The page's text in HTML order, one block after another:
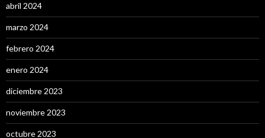
abril 2024
marzo 2024
febrero 2024
enero 2024
diciembre 2023
noviembre 2023
octubre 2023